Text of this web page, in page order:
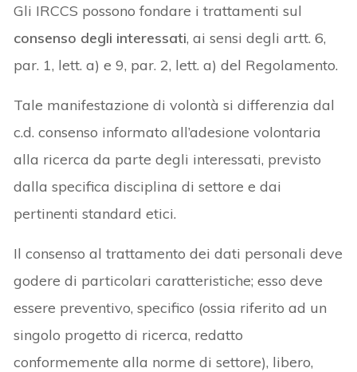
Gli IRCCS possono fondare i trattamenti sul
consenso degli interessati, ai sensi degli artt. 6,
par. 1, lett. a) e 9, par. 2, lett. a) del Regolamento.
Tale manifestazione di volontà si differenzia dal
c.d. consenso informato all’adesione volontaria
alla ricerca da parte degli interessati, previsto
dalla specifica disciplina di settore e dai
pertinenti standard etici.
Il consenso al trattamento dei dati personali deve
godere di particolari caratteristiche; esso deve
essere preventivo, specifico (ossia riferito ad un
singolo progetto di ricerca, redatto
conformemente alla norme di settore), libero,